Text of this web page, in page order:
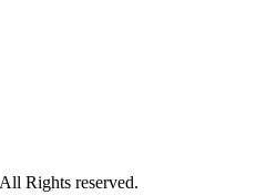
Rights reserved.